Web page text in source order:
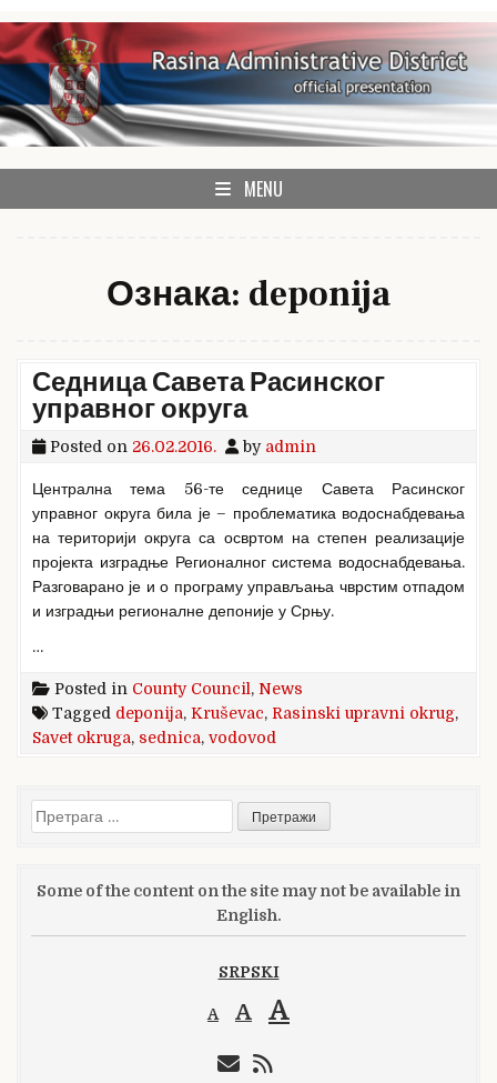
Skip
to
content
Rasina Administrative
Rasina Administrative District official website
MENU
Ознака: deponija
Седница Савета Расинског
управног округа
Posted on 26.02.2016. by admin
Централна тема 56-те седнице Савета Расинског
управног округа била је – проблематика водоснабдевања
на територији округа са освртом на степен реализације
пројекта изградње Регионалног система водоснабдевања.
Разговарано је и о програму управљања чврстим отпадом
и изградњи регионалне депоније у Срњу.
…
Posted in County Council , News
Tagged deponija, Kruševac, Rasinski upravni okrug,
Savet okruga, sednica, vodovod
Претрага
за:
Some of the content on the site may not be available in
English.
SRPSKI
A A A